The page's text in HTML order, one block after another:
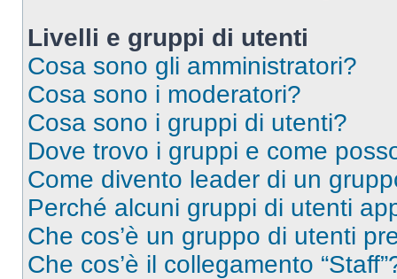
Livelli e gruppi di utenti
Cosa sono gli amministratori?
Cosa sono i moderatori?
Cosa sono i gruppi di utenti?
Dove trovo i gruppi e come
Come divento leader di un
Perché alcuni gruppi di utenti
Che cos’è un gruppo di utenti
Che cos’è il collegamento